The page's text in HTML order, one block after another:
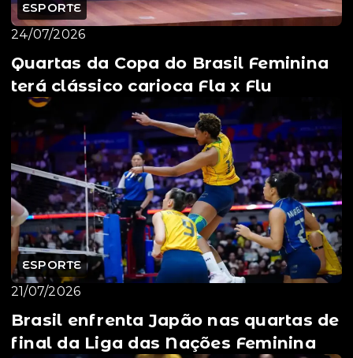
ESPORTE
24/07/2026
Quartas da Copa do Brasil Feminina
terá clássico carioca Fla x Flu
ESPORTE
21/07/2026
Brasil enfrenta Japão nas quartas de
final da Liga das Nações Feminina